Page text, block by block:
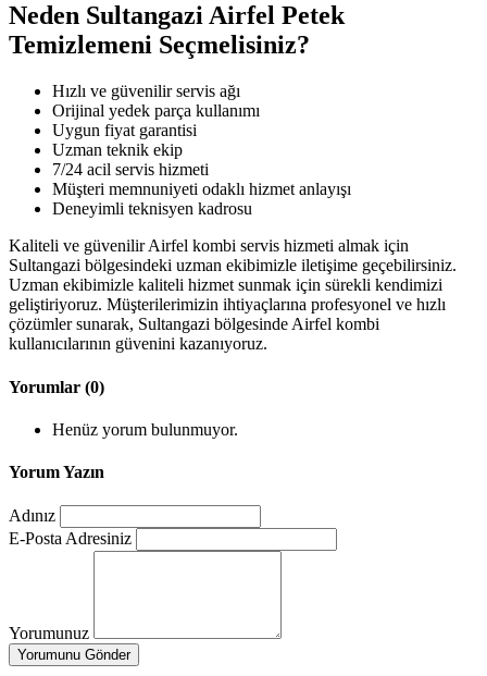
Neden Sultangazi Airfel Petek
Temizlemeni Seçmelisiniz?
Hızlı ve güvenilir servis ağı
Orijinal yedek parça kullanımı
Uygun fiyat garantisi
Uzman teknik ekip
7/24 acil servis hizmeti
Müşteri memnuniyeti odaklı hizmet anlayışı
Deneyimli teknisyen kadrosu
Kaliteli ve güvenilir Airfel kombi servis hizmeti almak için
Sultangazi bölgesindeki uzman ekibimizle iletişime geçebilirsiniz.
Uzman ekibimizle kaliteli hizmet sunmak için sürekli kendimizi
geliştiriyoruz. Müşterilerimizin ihtiyaçlarına profesyonel ve hızlı
çözümler sunarak, Sultangazi bölgesinde Airfel kombi
kullanıcılarının güvenini kazanıyoruz.
Yorumlar (0)
Henüz yorum bulunmuyor.
Yorum Yazın
Adınız
E-Posta Adresiniz
Yorumunuz